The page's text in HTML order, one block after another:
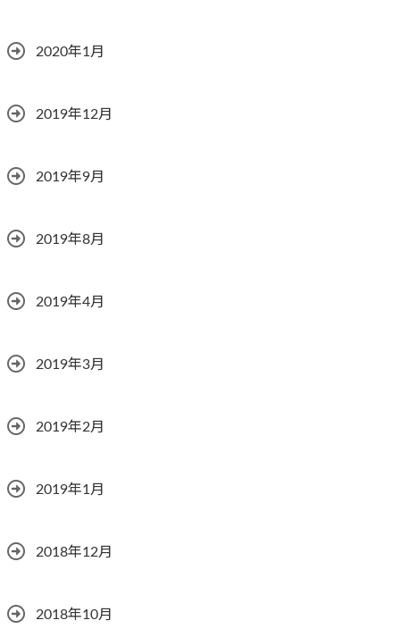
2020年1月
2019年12月
2019年9月
2019年8月
2019年4月
2019年3月
2019年2月
2019年1月
2018年12月
2018年10月